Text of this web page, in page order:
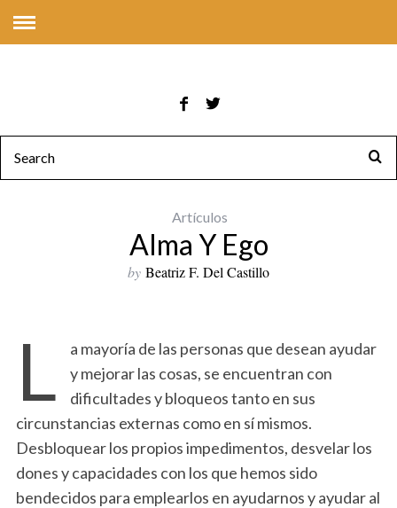
Artículos
Alma Y Ego
by Beatriz F. Del Castillo
L
a mayoría de las personas que desean ayudar
y mejorar las cosas, se encuentran con
dificultades y bloqueos tanto en sus
circunstancias externas como en sí mismos.
Desbloquear los propios impedimentos, desvelar los
dones y capacidades con los que hemos sido
bendecidos para emplearlos en ayudarnos y ayudar al